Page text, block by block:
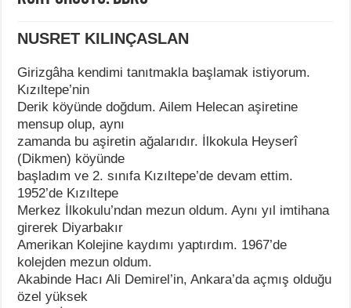
NUSRET KILINÇASLAN
Girizgâha kendimi tanıtmakla başlamak istiyorum.
Kızıltepe’nin
Derik köyünde doğdum. Ailem Helecan aşiretine
mensup olup, aynı
zamanda bu aşiretin ağalarıdır. İlkokula Heyserî
(Dikmen) köyünde
başladım ve 2. sınıfa Kızıltepe’de devam ettim.
1952’de Kızıltepe
Merkez İlkokulu’ndan mezun oldum. Aynı yıl imtihana
girerek Diyarbakır
Amerikan Kolejine kaydımı yaptırdım. 1967’de
kolejden mezun oldum.
Akabinde Hacı Ali Demirel’in, Ankara’da açmış olduğu
özel yüksek